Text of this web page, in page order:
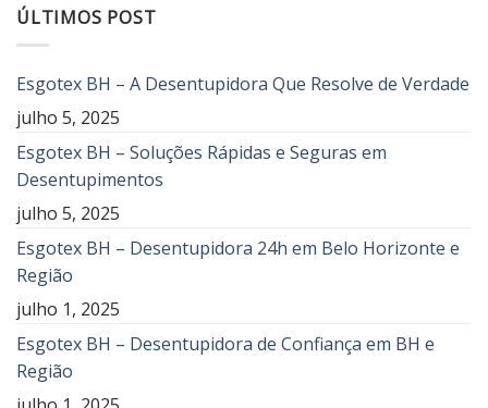
ÚLTIMOS POST
Esgotex BH – A Desentupidora Que Resolve de Verdade
julho 5, 2025
Esgotex BH – Soluções Rápidas e Seguras em
Desentupimentos
julho 5, 2025
Esgotex BH – Desentupidora 24h em Belo Horizonte e
Região
julho 1, 2025
Esgotex BH – Desentupidora de Confiança em BH e
Região